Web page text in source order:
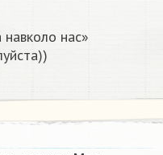
навколо нас»